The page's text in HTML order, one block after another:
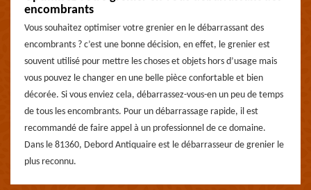
encombrants
Vous souhaitez optimiser votre grenier en le débarrassant des
encombrants ? c’est une bonne décision, en effet, le grenier est
souvent utilisé pour mettre les choses et objets hors d’usage mais
vous pouvez le changer en une belle pièce confortable et bien
décorée. Si vous enviez cela, débarrassez-vous-en un peu de temps
de tous les encombrants. Pour un débarrassage rapide, il est
recommandé de faire appel à un professionnel de ce domaine.
Dans le 81360, Debord Antiquaire est le débarrasseur de grenier le
plus reconnu.